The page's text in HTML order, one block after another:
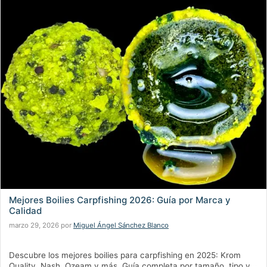
Mejores Boilies Carpfishing 2026: Guía por Marca y
Calidad
marzo 29, 2026 por Miguel Ángel Sánchez Blanco
Descubre los mejores boilies para carpfishing en 2025: Krom